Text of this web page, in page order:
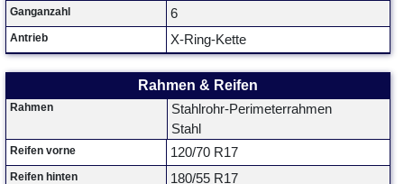
Ganganzahl 6
Antrieb X-Ring-Kette
Rahmen & Reifen
Rahmen
Stahlrohr-Perimeterrahmen
Stahl
Reifen vorne 120/70 R17
Reifen hinten 180/55 R17